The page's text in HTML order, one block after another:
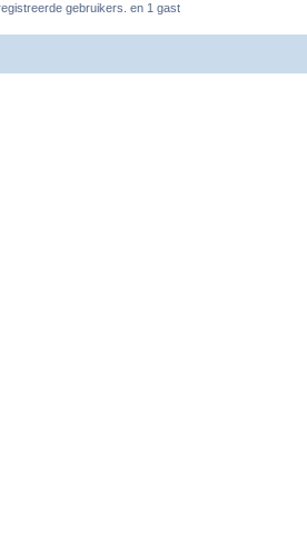
gebruikers. en 1 gast